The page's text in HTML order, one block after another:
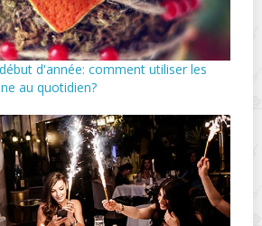
d'année: comment utiliser les
au quotidien?